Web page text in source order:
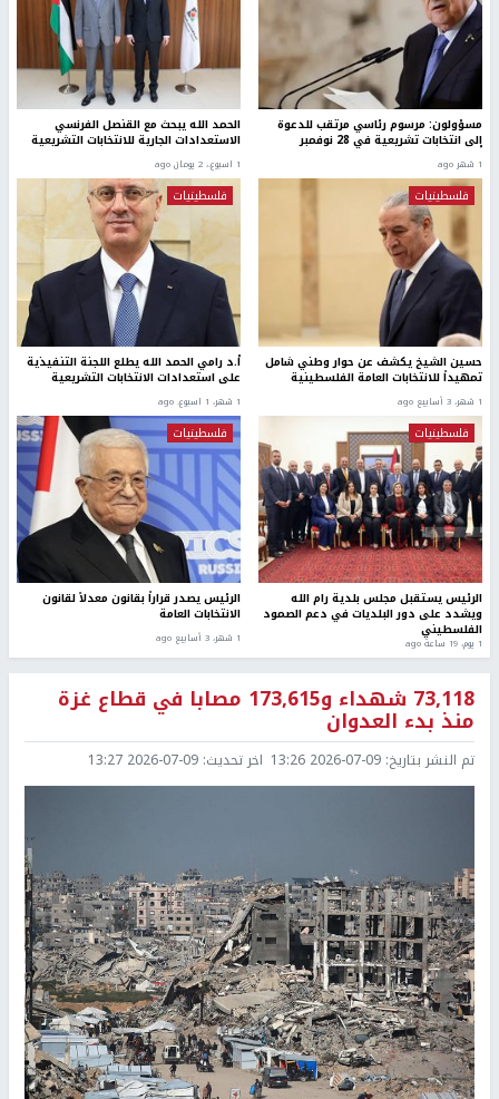
مسؤولون: مرسوم رئاسي مرتقب للدعوة
إلى انتخابات تشريعية في 28 نوفمبر
1 شهر ago
الحمد الله يبحث مع القنصل الفرنسي
الاستعدادات الجارية للانتخابات التشريعية
1 اسبوع.، 2 يومان ago
فلسطينيات
حسين الشيخ يكشف عن حوار وطني شامل
تمهيداً للانتخابات العامة الفلسطينية
1 شهر، 3 أسابيع ago
فلسطينيات
أ.د رامي الحمد الله يطلع اللجنة التنفيذية
على استعدادات الانتخابات التشريعية
1 شهر، 1 اسبوع. ago
فلسطينيات
الرئيس يستقبل مجلس بلدية رام الله
ويشدد على دور البلديات في دعم الصمود
الفلسطيني
1 يوم، 19 ساعة ago
فلسطينيات
الرئيس يصدر قراراً بقانون معدلاً لقانون
الانتخابات العامة
1 شهر، 3 أسابيع ago
73,118 شهداء و173,615 مصابا في قطاع غزة
منذ بدء العدوان
تم النشر بتاريخ: 2026-07-09 13:26 اخر تحديث: 2026-07-09 13:27